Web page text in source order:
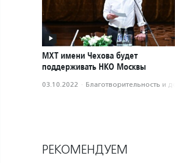
МХТ имени Чехова будет
поддерживать НКО Москвы
03.10.2022 · Благотвори­тель­ность и
РЕКОМЕНДУЕМ